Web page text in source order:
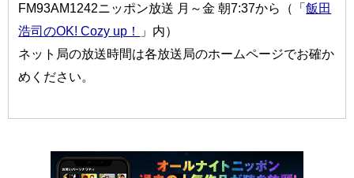
FM93AM1242ニッポン放送 月～金 朝7:37から（「飯田
浩司のOK! Cozy up！
」内）
ネット局の放送時間は各放送局のホームページでお確か
めください。